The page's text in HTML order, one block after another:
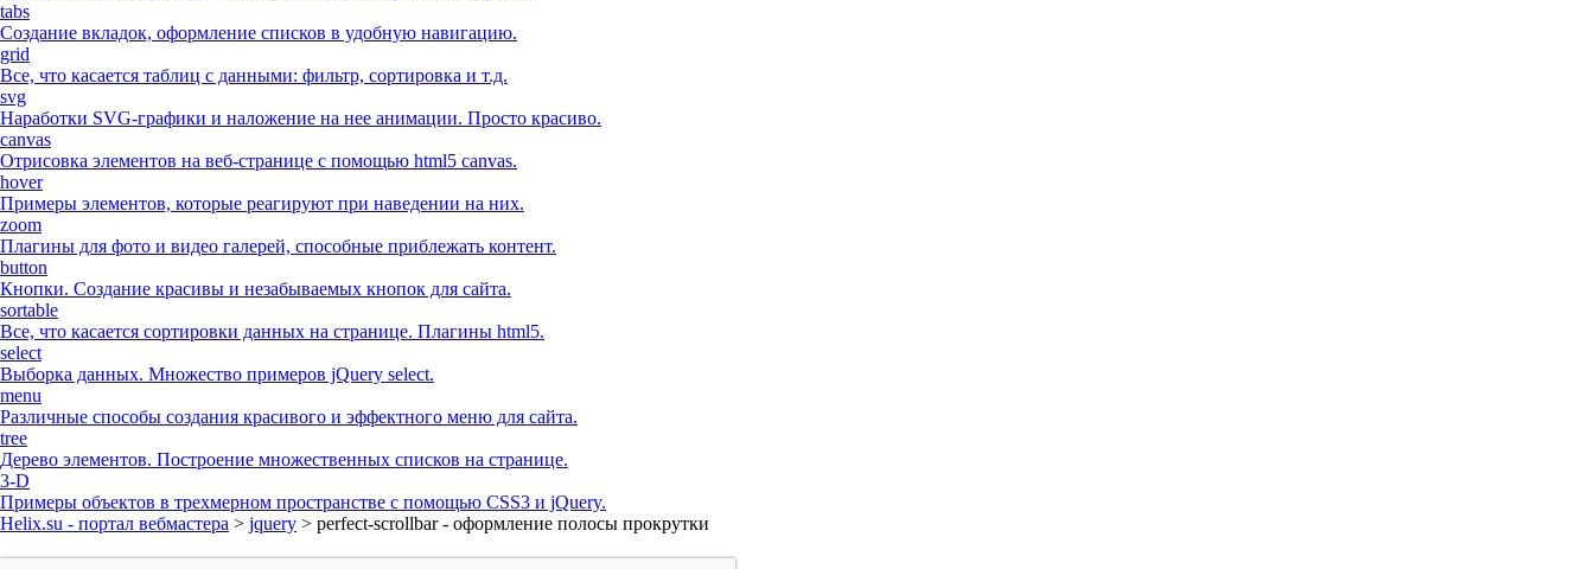
tabs
Создание вкладок, оформление списков в удобную навигацию.
grid
Все, что касается таблиц с данными: фильтр, сортировка и т.д.
svg
Наработки SVG-графики и наложение на нее анимации. Просто красиво.
canvas
Отрисовка элементов на веб-странице с помощью html5 canvas.
hover
Примеры элементов, которые реагируют при наведении на них.
zoom
Плагины для фото и видео галерей, способные приблежать контент.
button
Кнопки. Создание красивы и незабываемых кнопок для сайта.
sortable
Все, что касается сортировки данных на странице. Плагины html5.
select
Выборка данных. Множество примеров jQuery select.
menu
Различные способы создания красивого и эффектного меню для сайта.
tree
Дерево элементов. Построение множественных списков на странице.
3-D
Примеры объектов в трехмерном пространстве с помощью CSS3 и jQuery.
Helix.su - портал вебмастера > jquery > perfect-scrollbar - оформление полосы прокрутки